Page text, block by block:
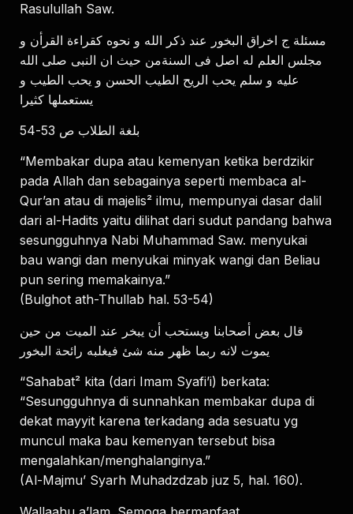
Rasulullah Saw.
ﻣﺴﺌﻠﺔ ﺝ ﺍﺧﺮﺍﻕ ﺍﻟﺒﺨﻮﺭ ﻋﻨﺪ ﺫﻛﺮ ﺍﻟﻠﻪ ﻭ ﻧﺤﻮﻩ ﻛﻘﺮﺍﺀﺓ ﺍﻟﻘﺮﺃﻥ ﻭ
ﻣﺠﻠﺲ ﺍﻟﻌﻠﻢ ﻟﻪ ﺍﺻﻞ ﻓﻰ ﺍﻟﺴﻨﺔﻣﻦ ﺣﻴﺚ ﺍﻥ ﺍﻟﻨﺒﻰ ﺻﻠﻰ ﺍﻟﻠﻪ
ﻋﻠﻴﻪ ﻭ ﺳﻠﻢ ﻳﺤﺐ ﺍﻟﺮﻳﺢ ﺍﻟﻄﻴﺐ ﺍﻟﺤﺴﻦ ﻭ ﻳﺤﺐ ﺍﻟﻄﻴﺐ ﻭ
ﻳﺴﺘﻌﻤﻠﻬﺎ ﻛﺜﻴﺮﺍ
ﺑﻠﻐﺔ ﺍﻟﻄﻼﺏ ﺹ 53-54
“Membakar dupa atau kemenyan ketika berdzikir
pada Allah dan sebagainya seperti membaca al-
Qur’an atau di majelis² ilmu, mempunyai dasar dalil
dari al-Hadits yaitu dilihat dari sudut pandang bahwa
sesungguhnya Nabi Muhammad Saw. menyukai
bau wangi dan menyukai minyak wangi dan Beliau
pun sering memakainya.”
(Bulghot ath-Thullab hal. 53-54)
ﻗﺎﻝ ﺑﻌﺾ ﺃﺻﺤﺎﺑﻨﺎ ﻭﻳﺴﺘﺤﺐ ﺃﻥ ﻳﺒﺨﺮ ﻋﻨﺪ ﺍﻟﻤﻴﺖ ﻣﻦ ﺣﻴﻦ
ﻳﻤﻮﺕ ﻻﻧﻪ ﺭﺑﻤﺎ ﻇﻬﺮ ﻣﻨﻪ ﺷﺊ ﻓﻴﻐﻠﺒﻪ ﺭﺍﺋﺤﺔ ﺍﻟﺒﺨﻮﺭ
“Sahabat² kita (dari Imam Syafi’i) berkata:
“Sesungguhnya di sunnahkan membakar dupa di
dekat mayyit karena terkadang ada sesuatu yg
muncul maka bau kemenyan tersebut bisa
mengalahkan/menghalanginya.”
(Al-Majmu’ Syarh Muhadzdzab juz 5, hal. 160).